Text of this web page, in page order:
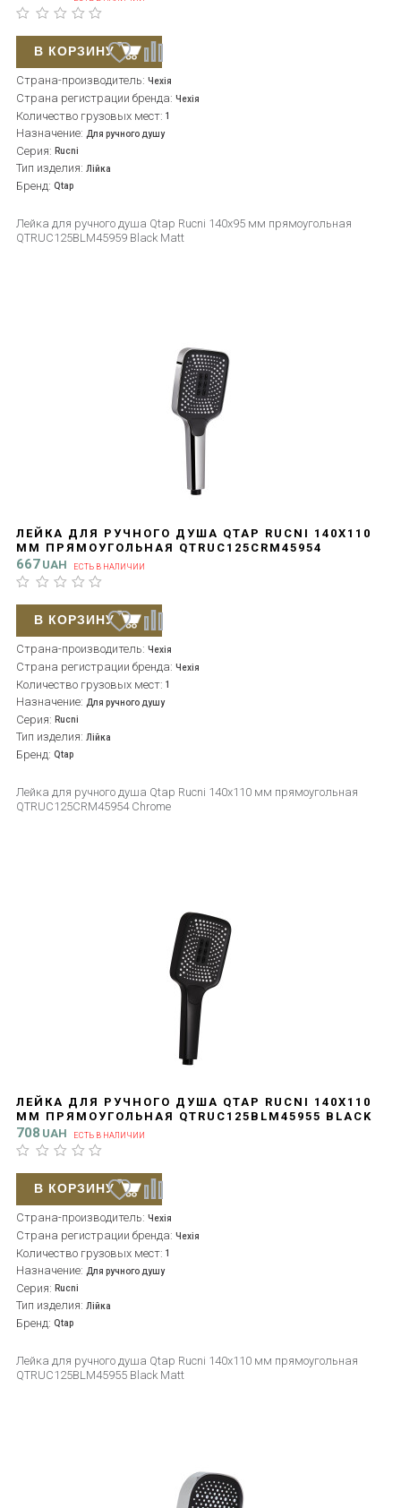
Страна-производитель: Чехія
Страна регистрации бренда: Чехія
Количество грузовых мест: 1
Назначение: Для ручного душу
Серия: Rucni
Тип изделия: Лійка
Бренд: Qtap
Лейка для ручного душа Qtap Rucni 140x95 мм прямоугольная
QTRUC125BLM45959 Black Matt
В КОРЗИНУ
ЛЕЙКА ДЛЯ РУЧНОГО ДУША QTAP RUCNI 140X110
ММ ПРЯМОУГОЛЬНАЯ QTRUC125CRM45954
CHROME
667 UAH ЕСТЬ В НАЛИЧИИ
Страна-производитель: Чехія
Страна регистрации бренда: Чехія
Количество грузовых мест: 1
Назначение: Для ручного душу
Серия: Rucni
Тип изделия: Лійка
Бренд: Qtap
Лейка для ручного душа Qtap Rucni 140x110 мм прямоугольная
QTRUC125CRM45954 Chrome
В КОРЗИНУ
ЛЕЙКА ДЛЯ РУЧНОГО ДУША QTAP RUCNI 140X110
ММ ПРЯМОУГОЛЬНАЯ QTRUC125BLM45955 BLACK
MATT
708 UAH ЕСТЬ В НАЛИЧИИ
Страна-производитель: Чехія
Страна регистрации бренда: Чехія
Количество грузовых мест: 1
Назначение: Для ручного душу
Серия: Rucni
Тип изделия: Лійка
Бренд: Qtap
Лейка для ручного душа Qtap Rucni 140x110 мм прямоугольная
QTRUC125BLM45955 Black Matt
В КОРЗИНУ